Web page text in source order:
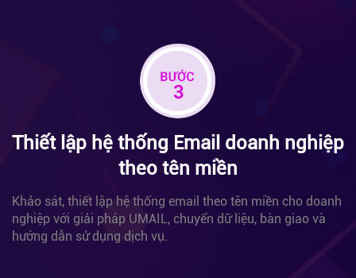
Thiết lập hệ thống Email doanh nghiệp
theo tên miền
Khảo sát, thiết lập hệ thống email theo tên miền cho doanh
nghiệp với giải pháp UMAIL, chuyển dữ liệu, bàn giao và
hướng dẫn sử dụng dịch vụ.